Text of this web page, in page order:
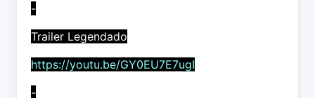
-
Trailer Legendado
https://youtu.be/GY0EU7E7ugI
-